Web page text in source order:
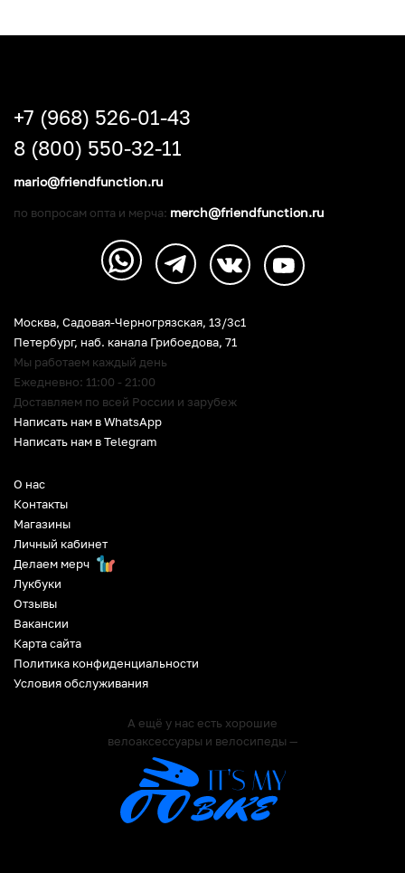
О нас
Контакты
Магазины
Личный кабинет
Делаем мерч
Лукбуки
Отзывы
Вакансии
Карта сайта
Политика конфиденциальности
Условия обслуживания
А ещё у нас есть хорошие
велоаксессуары и велосипеды —
Москва, Садовая-Черногрязская, 13/3c1
Петербург, наб. канала Грибоедова, 71
Мы работаем каждый день
Ежедневно: 11:00 - 21:00
Доставляем по всей России и зарубеж
Написать нам в WhatsApp
Написать нам в Telegram
+7 (968) 526-01-43
8 (800) 550-32-11
mario@friendfunction.ru
по вопросам опта и мерча: merch@friendfunction.ru